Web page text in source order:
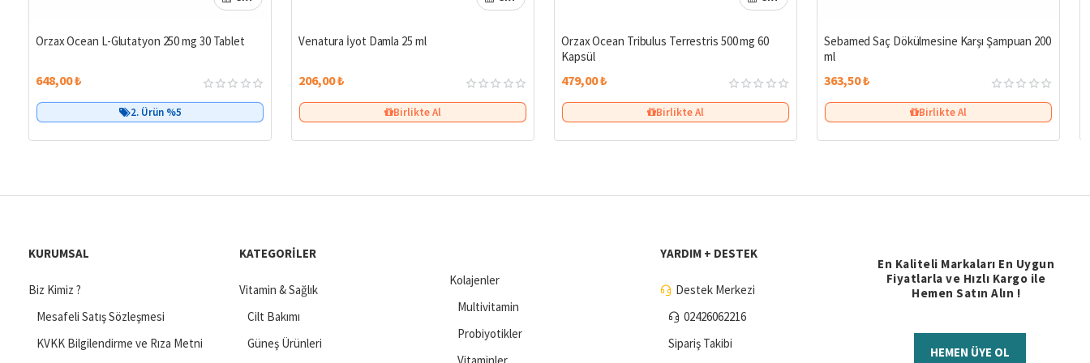
Orzax Ocean L-Glutatyon 250 mg 30 Tablet
648,00 ₺
2. Ürün %5
Venatura İyot Damla 25 ml
206,00 ₺
Birlikte Al
Çok Satan
Orzax Ocean Tribulus Terrestris 500 mg 60
Kapsül
479,00 ₺
Birlikte Al
Sebamed Saç Dökülmesine Karşı Şampuan 200
ml
363,50 ₺
Birlikte Al
KURUMSAL
Biz Kimiz ?
Mesafeli Satış Sözleşmesi
KVKK Bilgilendirme ve Rıza Metni
KATEGORILER
Vitamin & Sağlık
Cilt Bakımı
Güneş Ürünleri
Kolajenler
Multivitamin
Probiyotikler
YARDIM + DESTEK
Destek Merkezi
02426062216
Sipariş Takibi
En Kaliteli Markaları En Uygun
Fiyatlarla ve Hızlı Kargo ile
Hemen Satın Alın !
HEMEN ÜYE OL